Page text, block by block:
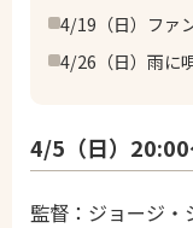
4/19（日）ファ
4/26（日）雨に
4/5（日）20:00
監督：ジョージ・